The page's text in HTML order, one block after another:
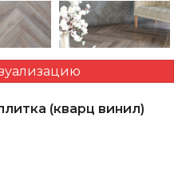
(кварц винил)